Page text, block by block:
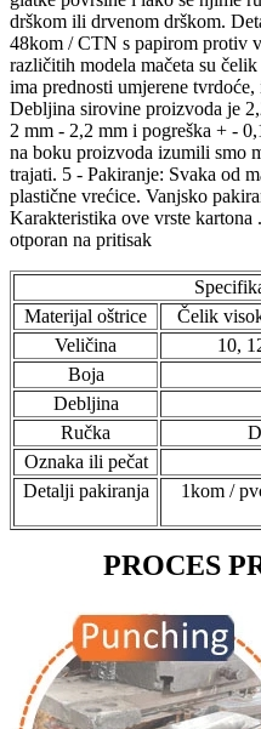
drškom ili drvenom drškom.
48kom / CTN s papirom protiv
različitih modela mačeta su
ima prednosti umjerene
Debljina sirovine proizvoda je
2 mm - 2,2 mm i pogreška + -
na boku proizvoda izumili smo
trajati. 5 - Pakiranje: Svaka od
plastične vrećice. Vanjsko
Karakteristika ove vrste
otporan na pritisak
Materijal oštrice
Čelik
Veličina
10,
Boja
Debljina
Ručka
Oznaka ili pečat
Detalji pakiranja
1kom /
PROCES